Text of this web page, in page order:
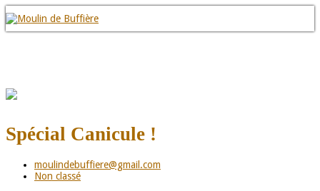
Spécial Canicule !
moulindebuffiere@gmail.com
Non classé